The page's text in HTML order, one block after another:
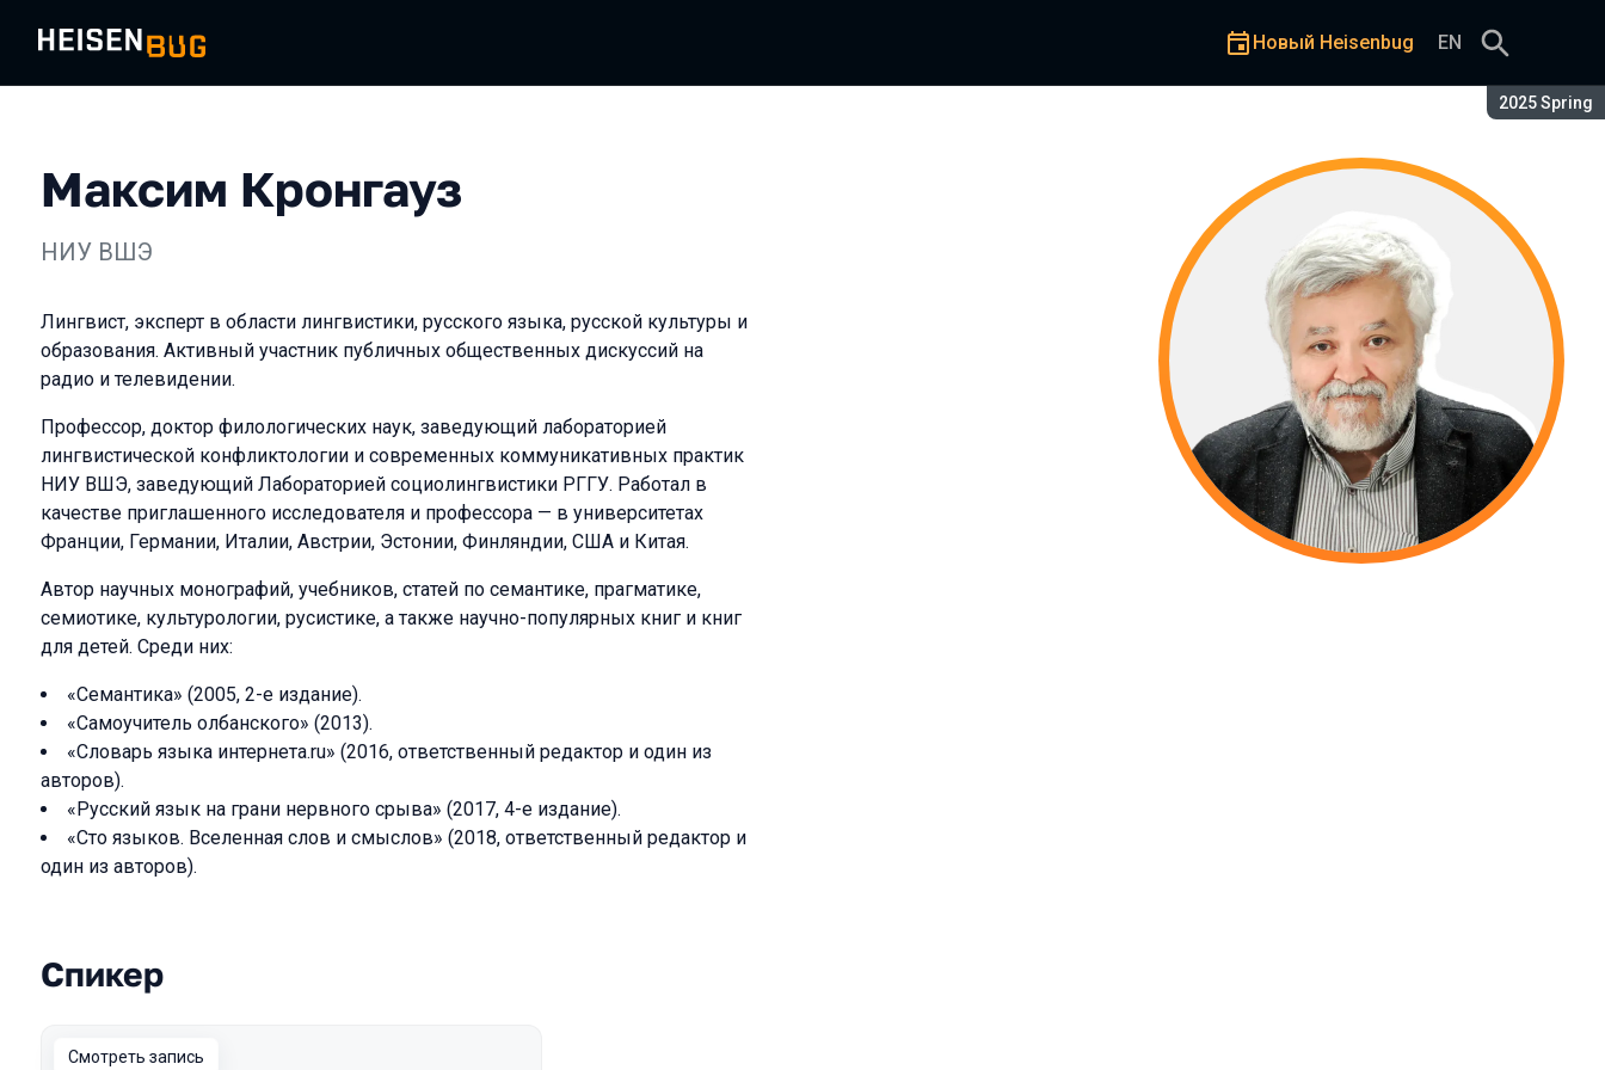
Сезон:
2025 Spring
Новый Heisenbug EN
Максим Кронгауз
НИУ ВШЭ
Лингвист, эксперт в области лингвистики, русского языка, русской культуры и
образования. Активный участник публичных общественных дискуссий на
радио и телевидении.
Профессор, доктор филологических наук, заведующий лабораторией
лингвистической конфликтологии и современных коммуникативных практик
НИУ ВШЭ, заведующий Лабораторией социолингвистики РГГУ. Работал в
качестве приглашенного исследователя и профессора — в университетах
Франции, Германии, Италии, Австрии, Эстонии, Финляндии, США и Китая.
Автор научных монографий, учебников, статей по семантике, прагматике,
семиотике, культурологии, русистике, а также научно-популярных книг и книг
для детей. Среди них:
«Семантика» (2005, 2-е издание).
«Самоучитель олбанского» (2013).
«Словарь языка интернета.ru» (2016, ответственный редактор и один из
авторов).
«Русский язык на грани нервного срыва» (2017, 4-е издание).
«Сто языков. Вселенная слов и смыслов» (2018, ответственный редактор и
один из авторов).
Выступления в сезоне 2025 Spring
Спикер
Смотреть запись